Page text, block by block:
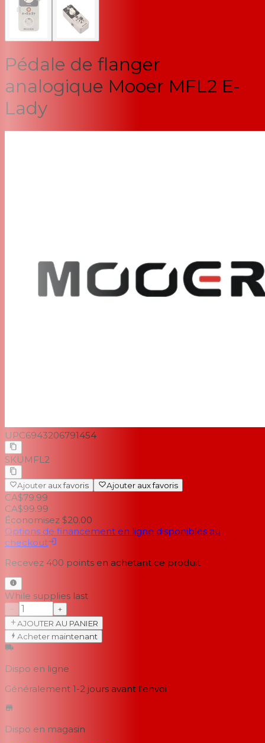
Pédale de flanger
analogique Mooer MFL2 E-
Lady
UPC6943206791454
SKU MFL2
Ajouter aux favoris Ajouter aux favoris
CA$79.99
CA$99.99
Économisez $20.00
Options de financement en ligne disponibles au
checkout
Recevez 400 points en achetant ce produit
While supplies last
+
AJOUTER AU PANIER
Acheter maintenant
Dispo en ligne
Généralement 1-2 jours avant l'envoi
Dispo en magasin